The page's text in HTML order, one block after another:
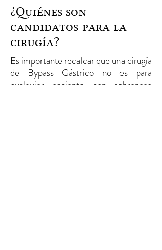
¿Quiénes son
candidatos para la
cirugía?
Es importante recalcar que una cirugía
de Bypass Gástrico no es para
cualquier paciente con sobrepeso